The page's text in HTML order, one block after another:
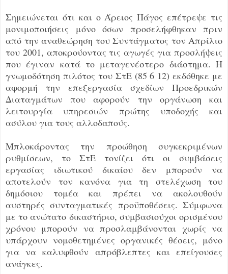
Σημειώνεται ότι και ο Άρειος Πάγος επέτρεψε τις
μονιμοποιήσεις μόνο όσων προσελήφθηκαν πριν
από την αναθεώρηση του Συντάγματος τον Απρίλιο
του 2001, αποκρούοντας τις αγωγές για προσλήψεις
που έγιναν κατά το μεταγενέστερο διάστημα. Η
γνωμοδότηση πιλότος του ΣτΕ (85 6 12) εκδόθηκε με
αφορμή την επεξεργασία σχεδίων Προεδρικών
Διαταγμάτων που αφορούν την οργάνωση και
λειτουργία υπηρεσιών πρώτης υποδοχής και
ασύλου για τους αλλοδαπούς.
Μπλοκάροντας την προώθηση συγκεκριμένων
ρυθμίσεων, το ΣτΕ τονίζει ότι οι συμβάσεις
εργασίας ιδιωτικού δικαίου δεν μπορούν να
αποτελούν τον κανόνα για τη στελέχωση του
δημόσιου τομέα και πρέπει να ακολουθούν
αυστηρές συνταγματικές προϋποθέσεις. Σύμφωνα
με το ανώτατο δικαστήριο, συμβασιούχοι ορισμένου
χρόνου μπορούν να προσλαμβάνονται χωρίς να
υπάρχουν νομοθετημένες οργανικές θέσεις, μόνο
για να καλυφθούν απρόβλεπτες και επείγουσες
ανάγκες.